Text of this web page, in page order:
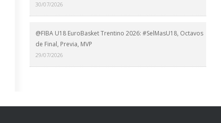
30/07/2026
@FIBA U18 EuroBasket Trentino 2026: #SelMasU18, Octavos
de Final, Previa, MVP
29/07/2026